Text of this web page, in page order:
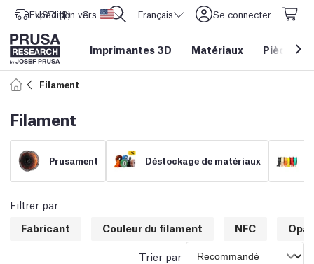
Expédition vers Etats-Unis d'Amérique
USD ($) CORE One L: Maintenant en stock ! Français Se connecter
Imprimantes 3D Matériaux Pièces&
Filament
Filament
Prusament Déstockage de matériaux
Filtrer par
Fabricant
Couleur du filament NFC
Trier par